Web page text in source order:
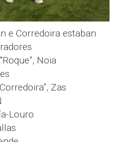
e Corredoira estaban
Noia
Zas
Louro